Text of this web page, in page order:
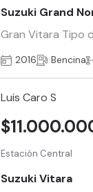
Suzuki Grand
Gran Vitara Tipo
2016 Bencina
Luis Caro S
Estación Central
Suzuki Vitara